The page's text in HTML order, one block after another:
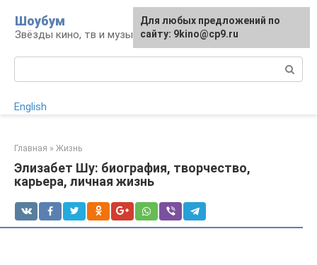
контенту
Шоубум
Звёзды кино, тв и музыки
English
Главная » Жизнь
Элизабет Шу: биография, творчество,
карьера, личная жизнь
Для любых предложений по
сайту: 9kino@cp9.ru